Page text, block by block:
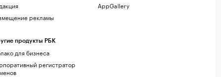
рекламы
продукты РБК
для бизнеса
регистратор
AppGallery